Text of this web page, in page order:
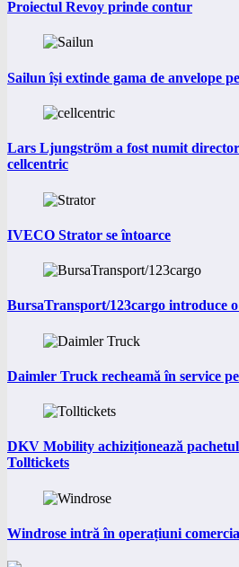
Proiectul Revoy prinde contur
Sailun își extinde gama de anvelope
Lars Ljungström a fost numit
cellcentric
IVECO Strator se întoarce
BursaTransport/123cargo introduce
Daimler Truck recheamă în service
DKV Mobility achiziționează
Tolltickets
Windrose intră în operațiuni